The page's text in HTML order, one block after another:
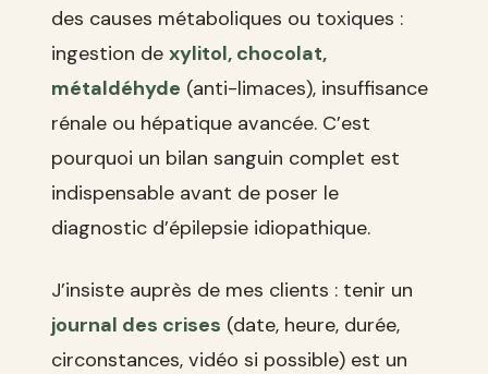
des causes métaboliques ou toxiques :
ingestion de xylitol, chocolat,
métaldéhyde (anti-limaces), insuffisance
rénale ou hépatique avancée. C’est
pourquoi un bilan sanguin complet est
indispensable avant de poser le
diagnostic d’épilepsie idiopathique.
J’insiste auprès de mes clients : tenir un
journal des crises (date, heure, durée,
circonstances, vidéo si possible) est un